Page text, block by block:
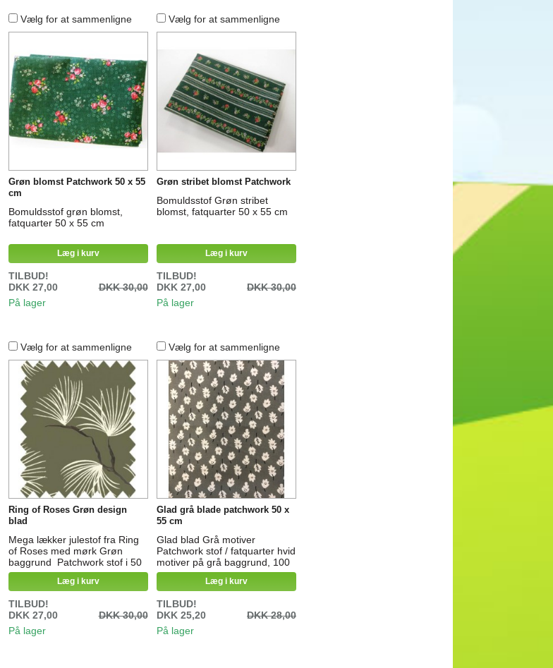
Vælg for at sammenligne
Grøn blomst Patchwork 50 x 55
cm
Bomuldsstof grøn blomst,
fatquarter 50 x 55 cm
Læg i kurv
TILBUD!
DKK 27,00
DKK 30,00
På lager
Vælg for at sammenligne
Grøn stribet blomst Patchwork
Bomuldsstof Grøn stribet
blomst, fatquarter 50 x 55 cm
Læg i kurv
TILBUD!
DKK 27,00
DKK 30,00
På lager
Vælg for at sammenligne
Ring of Roses Grøn design
blad
Mega lækker julestof fra Ring
of Roses med mørk Grøn
baggrund Patchwork stof i 50
x 55 cm Material: 100 %
Cotton Line 30°C fine wash.
Læg i kurv
TILBUD!
DKK 27,00
DKK 30,00
På lager
Vælg for at sammenligne
Glad grå blade patchwork 50 x
55 cm
Glad blad Grå motiver
Patchwork stof / fatquarter hvid
motiver på grå baggrund, 100
% Bomuld
Læg i kurv
TILBUD!
DKK 25,20
DKK 28,00
På lager